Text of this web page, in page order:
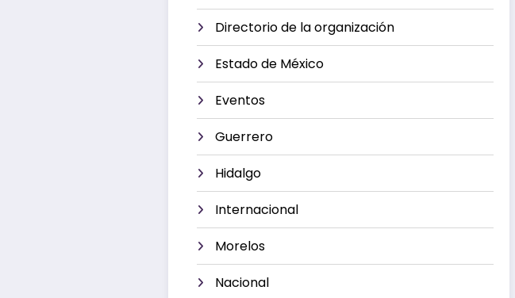
Directorio de la organización
Estado de México
Eventos
Guerrero
Hidalgo
Internacional
Morelos
Nacional